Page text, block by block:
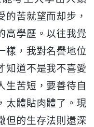
苦就望而却步，
高學歷。以往我覺
樣，我對名譽地位
知道不是我不喜愛
生苦短，要善待自
太體貼肉體了。現
但的生存法則還深